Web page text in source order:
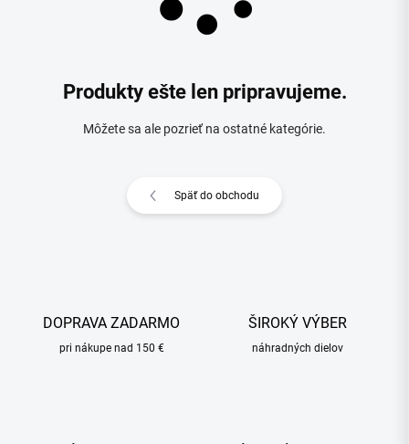
Produkty ešte len pripravujeme.
Môžete sa ale pozrieť na ostatné kategórie.
Späť do obchodu
DOPRAVA ZADARMO
pri nákupe nad 150 €
ŠIROKÝ VÝBER
náhradných dielov